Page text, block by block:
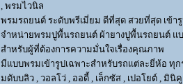
, พรมไวนิล
พรมรถยนต์ ระดับพรีเมี่ยม ดีที่สุด สวยที่สุด เข้ารู
จำหน่ายพรมปูพื้นรถยนต์ ผ้ายางปูพื้นรถยนต์ แบบ
สำหรับผู้ที่ต้องการความมั่นใจเรื่องคุณภาพ
มีแบบพรมเข้ารูปเฉพาะสำหรับรถแต่ละยี่ห้อ ทุก
มดับบลิว , วอลโว่ , ออดี้ , เล็กซัส , เปอโยต์ , มินิ